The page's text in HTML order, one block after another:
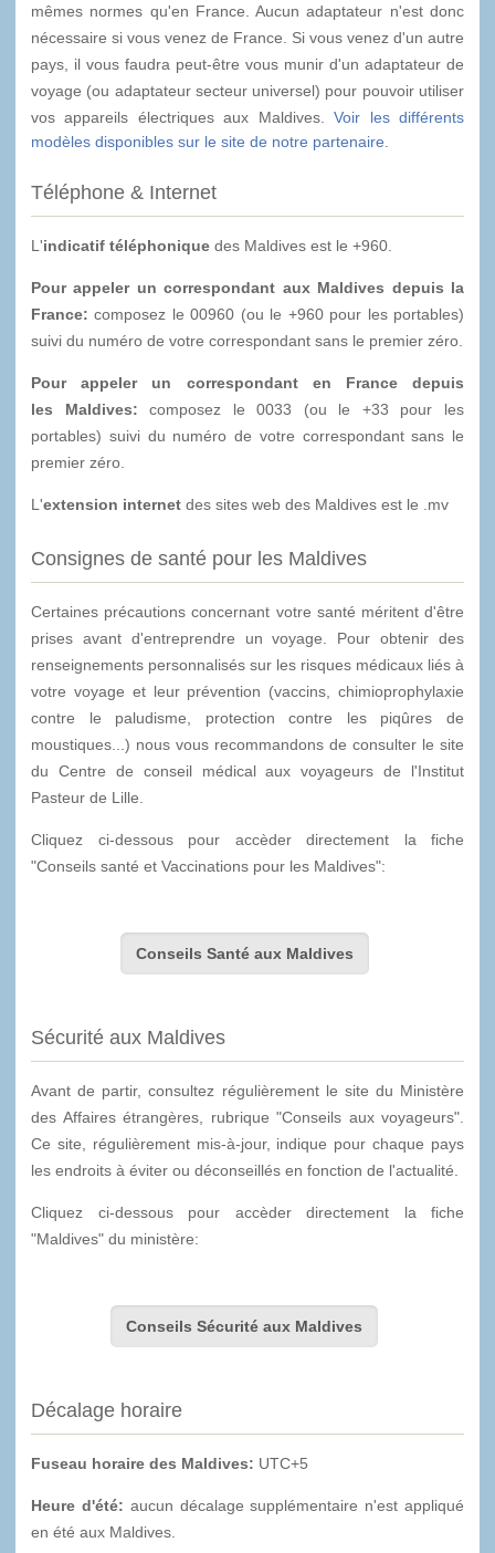
mêmes normes qu'en France. Aucun adaptateur n'est donc
nécessaire si vous venez de France. Si vous venez d'un autre
pays, il vous faudra peut-être vous munir d'un adaptateur de
voyage (ou adaptateur secteur universel) pour pouvoir utiliser
vos appareils électriques aux Maldives.Voir les différents
modèles disponibles sur le site de notre partenaire.
Téléphone & Internet
L'indicatif téléphonique des Maldives est le +960.
Pour appeler un correspondant aux Maldives depuis la
France: composez le 00960 (ou le +960 pour les portables)
suivi du numéro de votre correspondant sans le premier zéro.
Pour appeler un correspondant en France depuis
les Maldives: composez le 0033 (ou le +33 pour les
portables) suivi du numéro de votre correspondant sans le
premier zéro.
L'extension internet des sites web des Maldives est le .mv
Consignes de santé pour les Maldives
Certaines précautions concernant votre santé méritent d'être
prises avant d'entreprendre un voyage. Pour obtenir des
renseignements personnalisés sur les risques médicaux liés à
votre voyage et leur prévention (vaccins, chimioprophylaxie
contre le paludisme, protection contre les piqûres de
moustiques...) nous vous recommandons de consulter le site
du Centre de conseil médical aux voyageurs de l'Institut
Pasteur de Lille.
Cliquez ci-dessous pour accèder directement la fiche
"Conseils santé et Vaccinations pour les Maldives":
Conseils Santé aux Maldives
Sécurité aux Maldives
Avant de partir, consultez régulièrement le site du Ministère
des Affaires étrangères, rubrique "Conseils aux voyageurs".
Ce site, régulièrement mis-à-jour, indique pour chaque pays
les endroits à éviter ou déconseillés en fonction de l'actualité.
Cliquez ci-dessous pour accèder directement la fiche
"Maldives" du ministère:
Conseils Sécurité aux Maldives
Décalage horaire
Fuseau horaire des Maldives: UTC+5
Heure d'été: aucun décalage supplémentaire n'est appliqué
en été aux Maldives.